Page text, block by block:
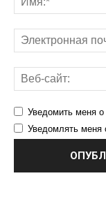
Уведомить меня
Уведомлять меня